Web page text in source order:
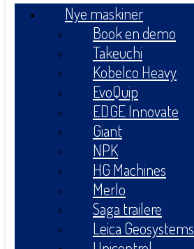
Nye maskiner
Book en demo
Takeuchi
Kobelco Heavy
EvoQuip
EDGE Innovate
Giant
NPK
HG Machines
Merlo
Saga trailere
Leica Geosystems